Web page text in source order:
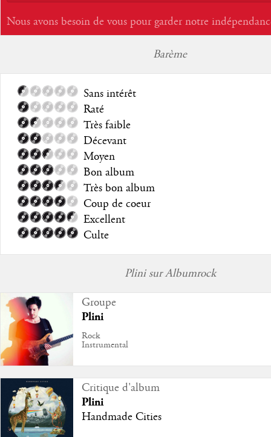
Nous avons besoin de vous pour garder notre
Barème
Sans intérêt
Raté
Très faible
Décevant
Moyen
Bon album
Très bon album
Coup de coeur
Excellent
Culte
Plini sur Albumrock
Groupe
Plini
Rock
Instrumental
Critique d'album
Plini
Handmade Cities